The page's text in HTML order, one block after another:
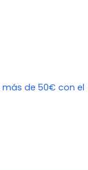
más de 50€ con el